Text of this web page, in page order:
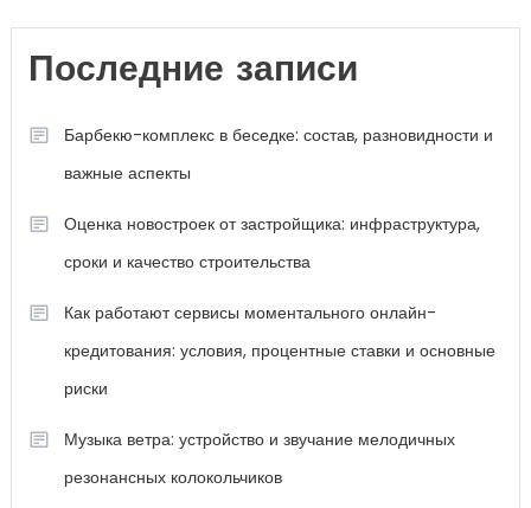
Последние записи
Барбекю-комплекс в беседке: состав, разновидности и
важные аспекты
Оценка новостроек от застройщика: инфраструктура,
сроки и качество строительства
Как работают сервисы моментального онлайн-
кредитования: условия, процентные ставки и основные
риски
Музыка ветра: устройство и звучание мелодичных
резонансных колокольчиков